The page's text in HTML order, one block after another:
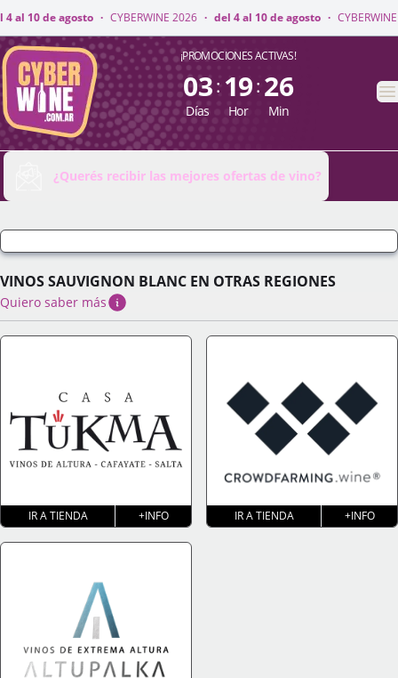
2026 · del 4 al 10 de agosto · CYBERWINE 2026 · del 4 al 10 de
CyberWine ¡PROMOCIONES ACTIVAS!
03
Días
: 19
Hor
: 26
Min
¿Querés recibir las mejores ofertas de vino?
VINOS SAUVIGNON BLANC EN OTRAS REGIONES
Quiero saber más
IR A TIENDA +INFO IR A TIENDA +INFO